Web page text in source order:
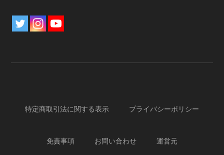
特定商取引法に関する表示 プライバシーポリシー
免責事項 お問い合わせ 運営元